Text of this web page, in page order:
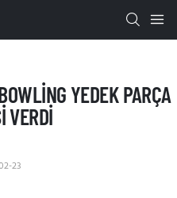
YEDEK PARÇA
VERDI
23